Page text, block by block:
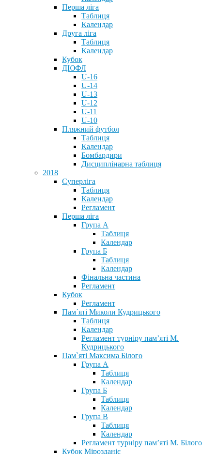
Перша ліга
Таблиця
Календар
Друга ліга
Таблиця
Календар
Кубок
ДЮФЛ
U-16
U-14
U-13
U-12
U-11
U-10
Пляжний футбол
Таблиця
Календар
Бомбардири
Дисциплінарна таблиця
2018
Суперліга
Таблиця
Календар
Регламент
Перша ліга
Група А
Таблиця
Календар
Група Б
Таблиця
Календар
Фінальна частина
Регламент
Кубок
Регламент
Пам`яті Миколи Кудрицького
Таблиця
Календар
Регламент турніру пам’яті М.
Кудрицького
Пам`яті Максима Білого
Група А
Таблиця
Календар
Група Б
Таблиця
Календар
Група В
Таблиця
Календар
Регламент турніру пам’яті М. Білого
Кубок Мірозданіє